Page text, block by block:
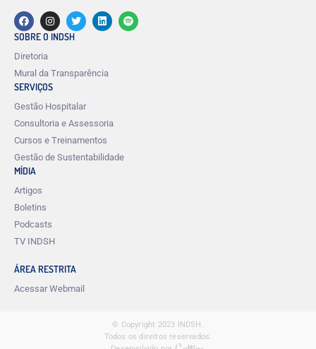
SOBRE O INDSH
Diretoria
Mural da Transparência
SERVIÇOS
Gestão Hospitalar
Consultoria e Assessoria
Cursos e Treinamentos
Gestão de Sustentabilidade
MÍDIA
Artigos
Boletins
Podcasts
TV INDSH
ÁREA RESTRITA
Acessar Webmail
© Copyright 2023 INDSH.
Todos os direitos reservados.